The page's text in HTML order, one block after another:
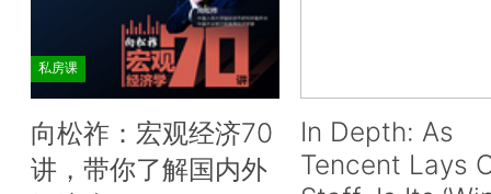
私房课
向松祚：宏观经济70
讲，带你了解国内外
In Depth: As
Tencent Lays